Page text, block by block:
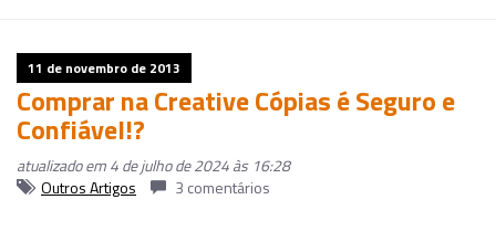
11 de novembro de 2013
Comprar na Creative Cópias é Seguro e
Confiável!?
atualizado em 4 de julho de 2024 às 16:28
Outros Artigos
3 comentários